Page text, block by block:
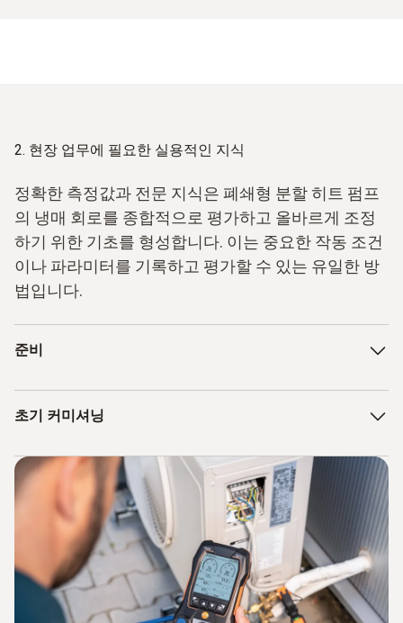
2. 현장 업무에 필요한 실용적인 지식
정확한 측정값과 전문 지식은 폐쇄형 분할 히트 펌프
의 냉매 회로를 종합적으로 평가하고 올바르게 조정
하기 위한 기초를 형성합니다. 이는 중요한 작동 조건
이나 파라미터를 기록하고 평가할 수 있는 유일한 방
법입니다.
준비
중요한 시스템 파라미터를 신속하게 확보하는 것이 중요합
할 수 있는 것은 사실입니다. 그러나 표시된 값이 정확한지
여부는 확인을 거쳐야만 확신할 수 있습니다. 따라서 매니폴
드와 온도 측정기는 시운전에 있어 필수적인 도구입니다. 그
러나 측정 기기는 차량과 건설 현장에서 기계적 및 열적 스
트레스에 노출되는 경우가 많습니다. 아날로그 버전, 즉 기
계식 포인터가 있는 압력계는 과냉각 및 과열과 같은 중요한
값을 직접 판독할 수 없다는 단점이 있습니다. 이러한 값을
수동으로 계산할 때는 항상 수학적 오류가 발생할 위험이 있
초기 커미셔닝
히트 펌프가 도착하여 설치되면 분할 시스템의 냉각 회로를
완성해야 합니다. 사용할 파이프의 올바른 선택은 현재 표준
에서 가져옵니다. 사용되는 냉매에 맞는 재질, 벽 두께, 인성,
내식성 및 내압성을 선택해야 하기 때문입니다. 모든 납땜
조인트는 구리 또는 은 납땜으로 불활성 가스(질소)에서 납
땜하여 누출 없이 연결됩니다. 그 다음에는 냉매 회로의 시
운전이 이어집니다. 전문 기술자가 디지털 매니폴드를 히트
펌프의 해당 고압 및 저압 연결부에 연결합니다. 빨간색과